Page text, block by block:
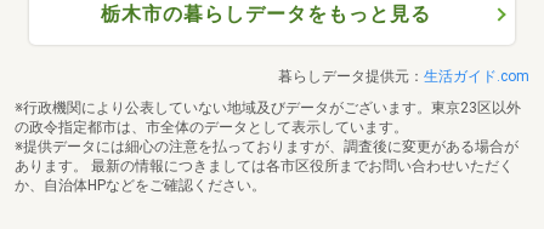
栃木市の暮らしデータをもっと見る
暮らしデータ提供元： 生活ガイド.com
※行政機関により公表していない地域及びデータがございます。東京23区以外
の政令指定都市は、市全体のデータとして表示しています。
※提供データには細心の注意を払っておりますが、調査後に変更がある場合が
あります。 最新の情報につきましては各市区役所までお問い合わせいただく
か、自治体HPなどをご確認ください。